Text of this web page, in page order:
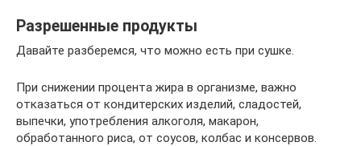
Разрешенные продукты
Давайте разберемся, что можно есть при сушке.
При снижении процента жира в организме, важно
отказаться от кондитерских изделий, сладостей,
выпечки, употребления алкоголя, макарон,
обработанного риса, от соусов, колбас и консервов.